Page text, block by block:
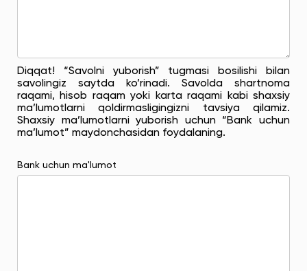
Diqqat! “Savolni yuborish” tugmasi bosilishi bilan
savolingiz saytda ko’rinadi. Savolda shartnoma
raqami, hisob raqam yoki karta raqami kabi shaxsiy
ma’lumotlarni qoldirmasligingizni tavsiya qilamiz.
Shaxsiy ma’lumotlarni yuborish uchun “Bank uchun
ma’lumot” maydonchasidan foydalaning.
Bank uchun ma'lumot